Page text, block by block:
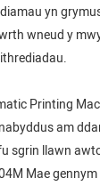
yn
wneud y
Printing
am
sgrin llawn
Mae